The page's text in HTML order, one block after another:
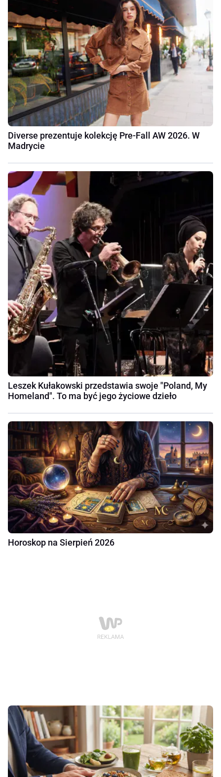
Diverse prezentuje kolekcję Pre-Fall AW 2026. W
Madrycie
Leszek Kułakowski przedstawia swoje "Poland, My
Homeland". To ma być jego życiowe dzieło
Horoskop na Sierpień 2026